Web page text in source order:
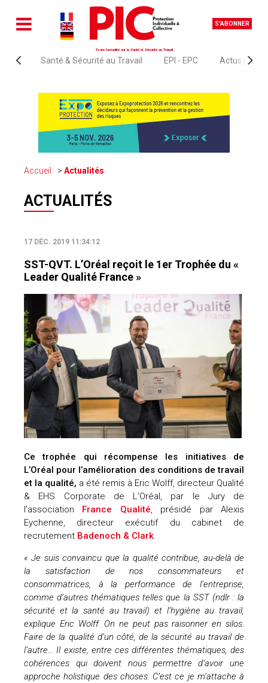
S'ABONNER
Toute l'actualité sur la Santé et Sécurité au Travail
Santé & Sécurité au Travail EPI - EPC Actus
Accueil Actualités
ACTUALITÉS
17 DÉC. 2019 11:34:12
SST-QVT. L’Oréal reçoit le 1er Trophée du «
Leader Qualité France »
Ce trophée qui récompense les initiatives de
L’Oréal pour l’amélioration des conditions de travail
et la qualité, a été remis à Eric Wolff, directeur Qualité
& EHS Corporate de L’Oréal, par le Jury de
l’association France Qualité , présidé par Alexis
Eychenne, directeur exécutif du cabinet de
recrutement Badenoch & Clark
« Je suis convaincu que la qualité contribue, au-delà de
la satisfaction de nos consommateurs et
consommatrices, à la performance de l’entreprise,
comme d’autres thématiques telles que la SST (ndlr : la
sécurité et la santé au travail) et l’hygiène au travail,
explique Eric Wolff. On ne peut pas raisonner en silos.
Faire de la qualité d’un côté, de la sécurité au travail de
l’autre… Il existe, entre ces différentes thématiques, des
cohérences qui doivent nous permettre d’avoir une
approche holistique des choses. C’est ce je m’attache à